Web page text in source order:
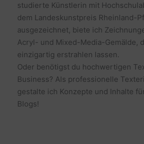
studierte Künstlerin mit
dem Landeskunstpreis Rheinland-
ausgezeichnet, biete ich
Acryl- und Mixed-Media-Gemälde,
einzigartig erstrahlen lassen.
Oder benötigst du hochwertigen
Business? Als professionelle
gestalte ich Konzepte und Inhalte
Blogs!